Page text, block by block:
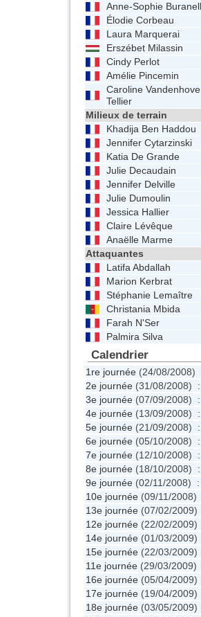
Anne-Sophie
Élodie Corbeau
Laura Marquerai
Erszébet Milassin
Cindy Perlot
Amélie Pincemin
Caroline Vandenhove
Tellier
Milieux de terrain
Khadija Ben Haddou
Jennifer Cytarzinski
Katia De Grande
Julie Decaudain
Jennifer Delville
Julie Dumoulin
Jessica Hallier
Claire Lévêque
Anaëlle Marme
Attaquantes
Latifa Abdallah
Marion Kerbrat
Stéphanie Lemaître
Christania Mbida
Farah N'Ser
Palmira Silva
Calendrier
1re journée (24/08/2008)
2e journée (31/08/2008)
3e journée (07/09/2008) :
4e journée (13/09/2008)
5e journée (21/09/2008) :
6e journée (05/10/2008)
7e journée (12/10/2008) :
8e journée (18/10/2008)
9e journée (02/11/2008) :
10e journée (09/11/
13e journée (07/02/
12e journée (22/02/
14e journée (01/03/
15e journée (22/03/
11e journée (29/03/2009)
16e journée (05/04/
17e journée (19/04/
18e journée (03/05/